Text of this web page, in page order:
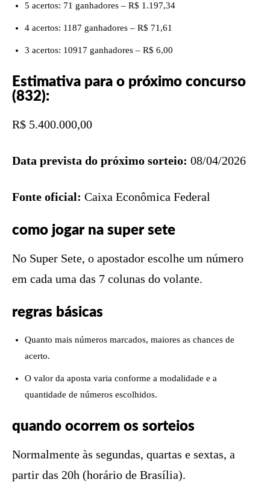
5 acertos: 71 ganhadores – R$ 1.197,34
4 acertos: 1187 ganhadores – R$ 71,61
3 acertos: 10917 ganhadores – R$ 6,00
Estimativa para o próximo concurso
(832):
R$ 5.400.000,00
Data prevista do próximo sorteio: 08/04/2026
Fonte oficial: Caixa Econômica Federal
como jogar na super sete
No Super Sete, o apostador escolhe um número
em cada uma das 7 colunas do volante.
regras básicas
Quanto mais números marcados, maiores as chances de
acerto.
O valor da aposta varia conforme a modalidade e a
quantidade de números escolhidos.
quando ocorrem os sorteios
Normalmente às segundas, quartas e sextas, a
partir das 20h (horário de Brasília).